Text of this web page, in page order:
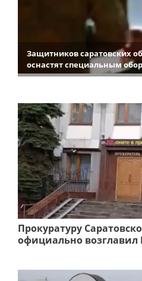
Защитников саратовских
оснастят специальным
Прокуратуру
официально возглавил